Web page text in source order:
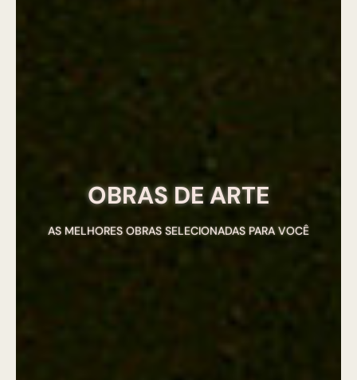
OBRAS DE ARTE
AS MELHORES OBRAS SELECIONADAS PARA VOCÊ